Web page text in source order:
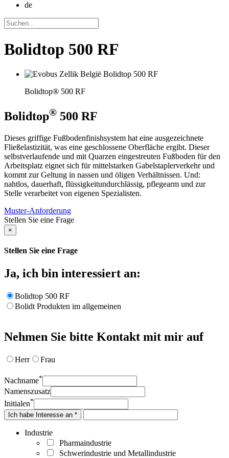
de
Bolidtop 500 RF
Bolidtop® 500 RF
Bolidtop® 500 RF
Dieses griffige Fußbodenfinishsystem hat eine ausgezeichnete
Fließelastizität, was eine geschlossene Oberfläche ergibt. Dieser
selbstverlaufende und mit Quarzen eingestreuten Fußboden für den
Arbeitsplatz eignet sich für mittelstarken Gabelstaplerverkehr und
kommt zur Geltung in nassen und öligen Verhältnissen. Und:
nahtlos, dauerhaft, flüssigkeitundurchlässig, pflegearm und zur
Stelle verarbeitet von eigenen Spezialisten.
Muster-Anforderung
Stellen Sie eine Frage
×
Stellen Sie eine Frage
Ja, ich bin interessiert an:
Bolidtop 500 RF
Bolidt Produkten im allgemeinen
Nehmen Sie bitte Kontakt mit mir auf
Herr Frau
Nachname*
Namenszusatz
Initialen*
Ich habe Interesse an *
Industrie
Pharmaindustrie
Schwerindustrie und Metallindustrie